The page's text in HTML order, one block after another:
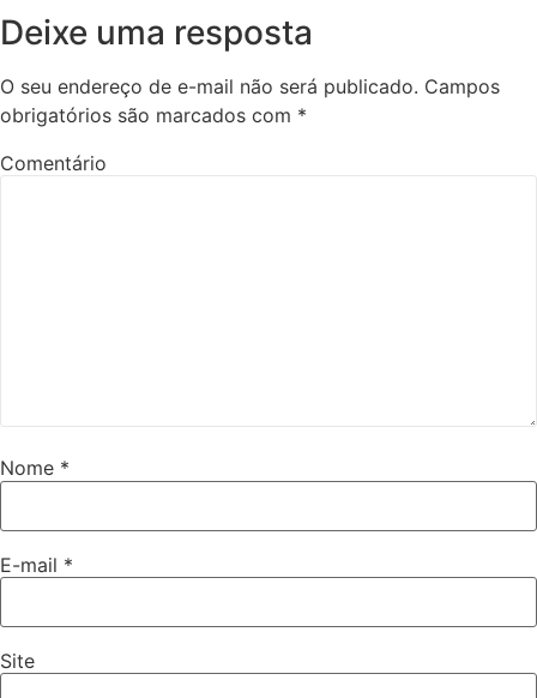
Deixe uma resposta
O seu endereço de e-mail não será publicado. Campos
obrigatórios são marcados com *
Comentário
Nome *
E-mail *
Site